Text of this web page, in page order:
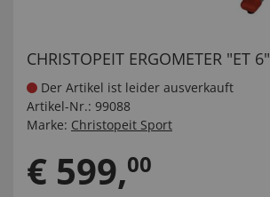
CHRISTOPEIT ERGOMETER "ET 6"
Der Artikel ist leider ausverkauft
Artikel-Nr.: 99088
Marke: Christopeit Sport
€ 599,00